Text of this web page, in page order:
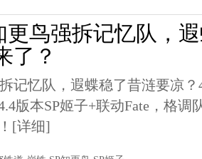
更鸟强拆记忆队，
了？
记忆队，遐蝶稳了昔涟要凉
版本SP姬子+联动Fate，格
[详细]